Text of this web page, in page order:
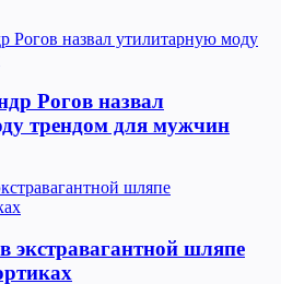
Рогов назвал
трендом для мужчин
экстравагантной шляпе